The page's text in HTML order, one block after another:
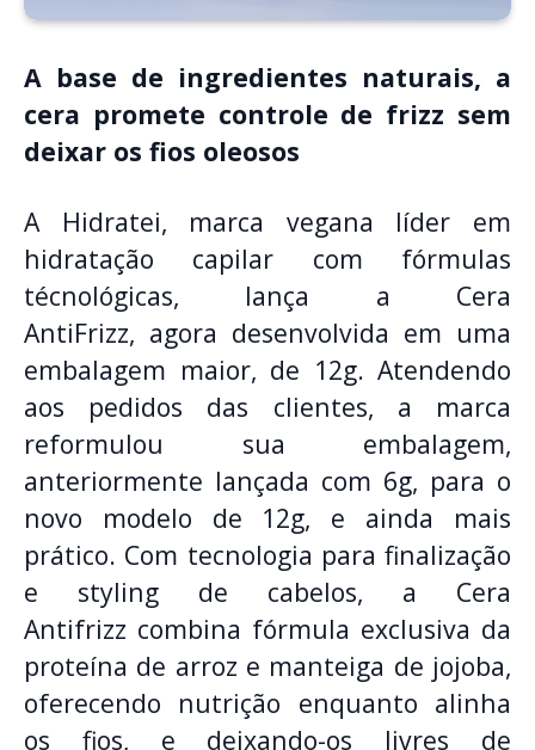
A base de ingredientes naturais, a
cera promete controle de frizz sem
deixar os fios oleosos
A Hidratei, marca vegana líder em
hidratação capilar com fórmulas
técnológicas, lança a Cera
AntiFrizz, agora desenvolvida em uma
embalagem maior, de 12g. Atendendo
aos pedidos das clientes, a marca
reformulou sua embalagem,
anteriormente lançada com 6g, para o
novo modelo de 12g, e ainda mais
prático. Com tecnologia para finalização
e styling de cabelos, a Cera
Antifrizz combina fórmula exclusiva da
proteína de arroz e manteiga de jojoba,
oferecendo nutrição enquanto alinha
os fios, e deixando-os livres de